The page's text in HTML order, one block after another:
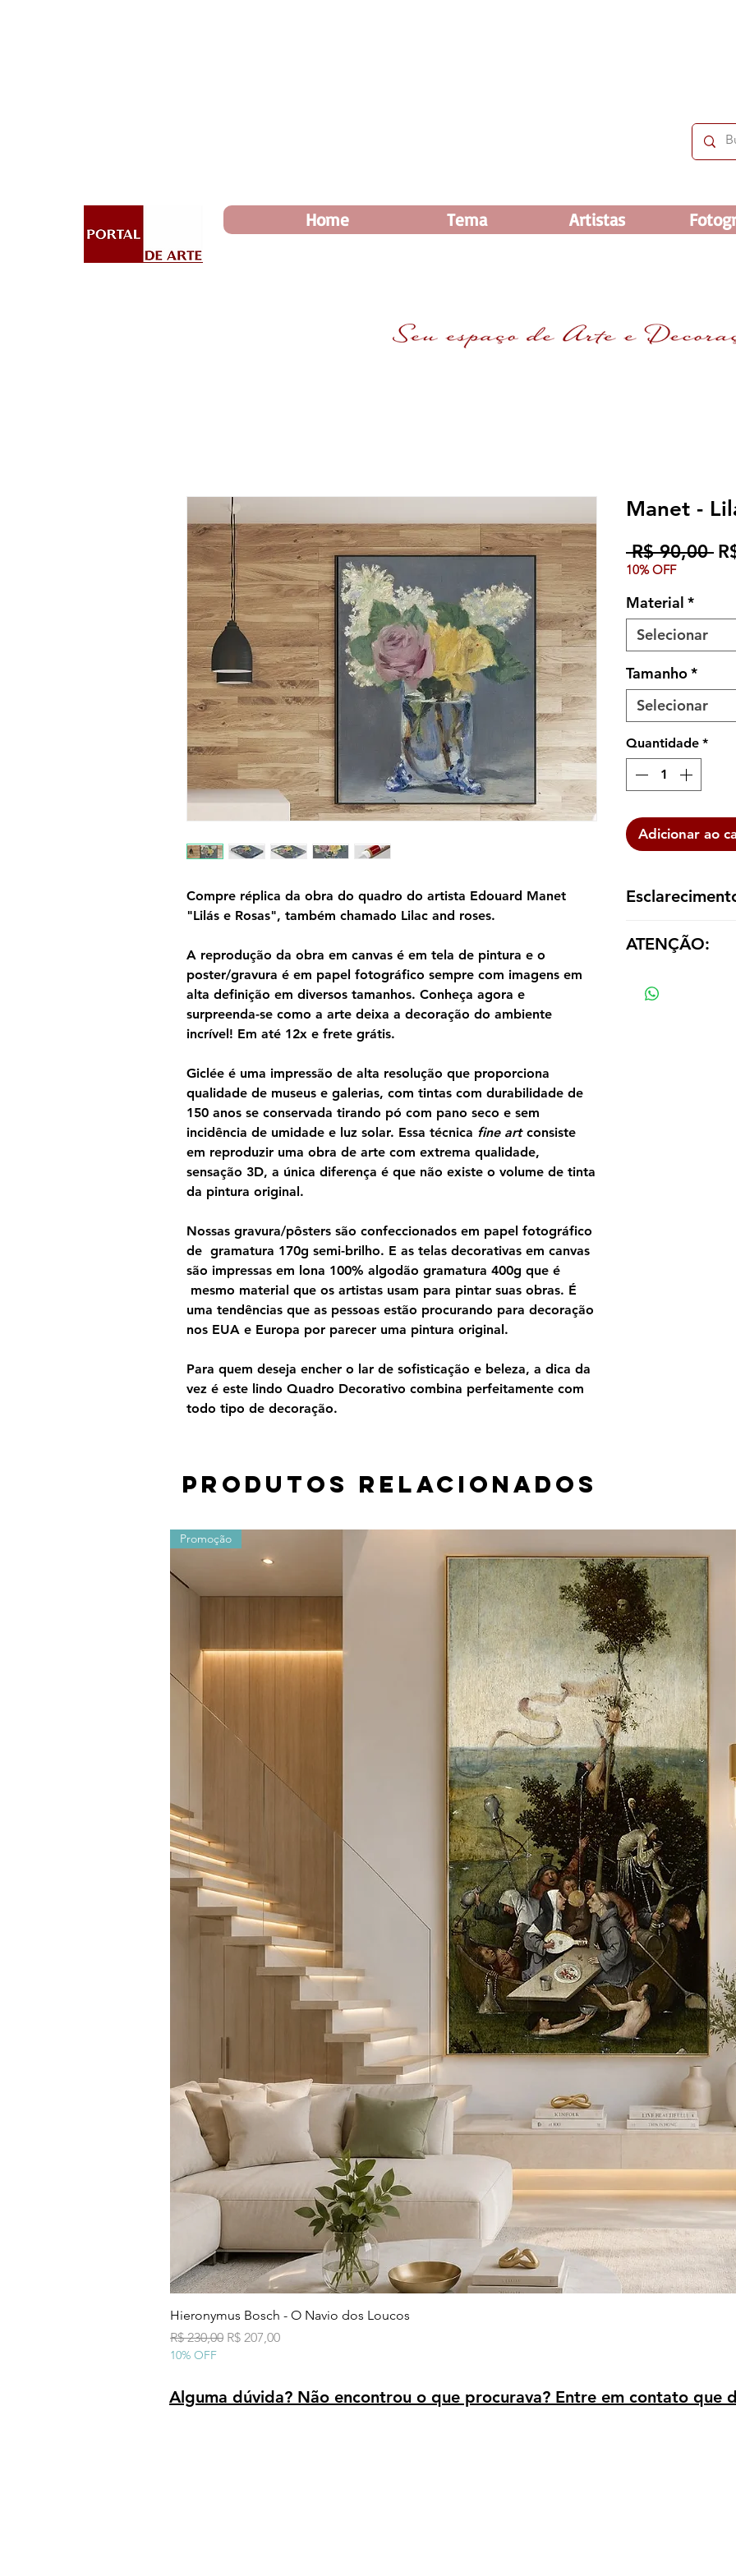
Home Tema Artistas
Compre réplica da obra do quadro do artista Edouard Manet
"Lilás e Rosas", também chamado Lilac and roses.
A reprodução da obra em canvas é em tela de pintura e o
poster/gravura é em papel fotográfico sempre com imagens em
alta definição em diversos tamanhos. Conheça agora e
surpreenda-se como a arte deixa a decoração do ambiente
incrível! Em até 12x e frete grátis.
Giclée é uma impressão de alta resolução que proporciona
qualidade de museus e galerias, com tintas com durabilidade de
150 anos se conservada tirando pó com pano seco e sem
incidência de umidade e luz solar. Essa técnica fine artconsiste
em reproduzir uma obra de arte com extrema qualidade,
sensação 3D, a única diferença é que não existe o volume de tinta
da pintura original.
Nossas gravura/pôsters são confeccionados em papel fotográfico
de gramatura 170g semi-brilho. E as telas decorativas em canvas
são impressas em lona 100% algodão gramatura 400g que é
mesmo material que os artistas usam para pintar suas obras. É
uma tendências que as pessoas estão procurando para decoração
nos EUA e Europa por parecer uma pintura original.
Para quem deseja encher o lar de sofisticação e beleza, a dica da
vez é este lindo Quadro Decorativo combina perfeitamente com
todo tipo de decoração.
Manet -
R$ 90,00
10% OFF
Material *
Selecionar
Tamanho*
Selecionar
Quantidade *
Adicionar ao
dentro de um tubo
ATENÇÃO:
tamanho e material
Os valores sofrem alterações devido ao material e tamanho
Produtos relacionados
Promoção
Hieronymus Bosch - O Navio dos Loucos
Preço normal
R$ 230,00 Preço promocional
R$ 207,00
10% OFF
Alguma dúvida? Não encontrou o que procurava? Entre em contato que